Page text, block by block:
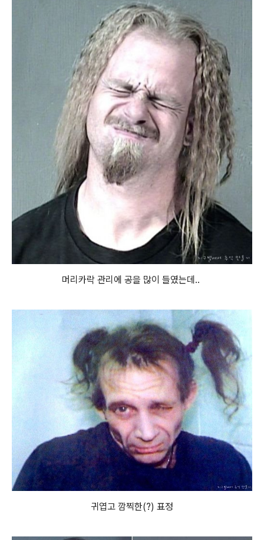
머리카락 관리에 공을 많이 들였는데..
귀엽고 깜찍한(?) 표정